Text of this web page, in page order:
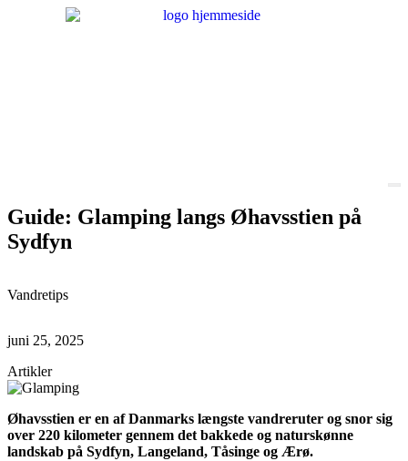
Guide: Glamping langs Øhavsstien på
Sydfyn
Vandretips
juni 25, 2025
Artikler
Øhavsstien er en af Danmarks længste vandreruter og snor sig
over 220 kilometer gennem det bakkede og naturskønne
landskab på Sydfyn, Langeland, Tåsinge og Ærø.